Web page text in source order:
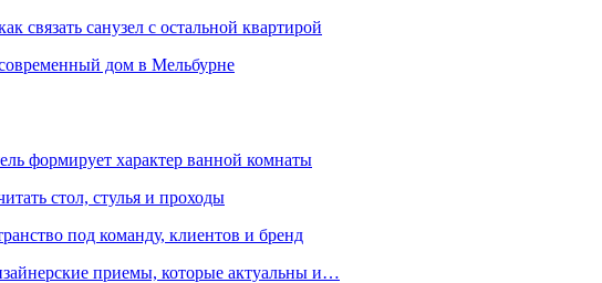
связать санузел с остальной квартирой
дом в Мельбурне
формирует характер ванной комнаты
стол, стулья и проходы
под команду, клиентов и бренд
приемы, которые актуальны и…